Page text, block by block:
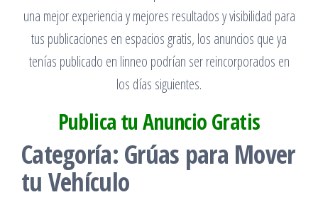
una mejor experiencia y mejores resultados y visibilidad para
tus publicaciones en espacios gratis, los anuncios que ya
tenías publicado en linneo podrían ser reincorporados en
los días siguientes.
Publica tu Anuncio Gratis
Categoría: Grúas para Mover
tu Vehículo